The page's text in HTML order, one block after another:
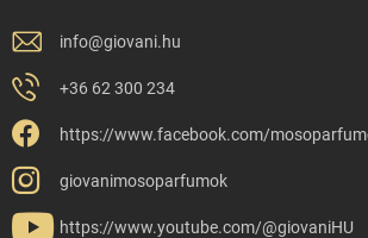
info@giovani.hu
+36 62 300 234
https://www.facebook.com/
giovanimosoparfumok
https://www.youtube.com/@giovaniHU